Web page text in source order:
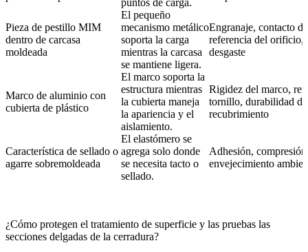
puntos de carga.
Pieza de pestillo MIM
dentro de carcasa
moldeada
El pequeño
mecanismo metálico
soporta la carga
mientras la carcasa
se mantiene ligera.
Engranaje, contacto
referencia del orificio,
desgaste
Marco de aluminio con
cubierta de plástico
El marco soporta la
estructura mientras
la cubierta maneja
la apariencia y el
aislamiento.
Rigidez del marco,
tornillo, durabilidad
recubrimiento
Característica de sellado o
agarre sobremoldeada
El elastómero se
agrega solo donde
se necesita tacto o
sellado.
Adhesión,
envejecimiento
¿Cómo protegen el tratamiento de superficie y las pruebas las
secciones delgadas de la cerradura?